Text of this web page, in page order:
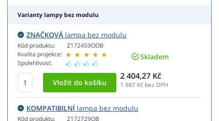
Varianty lampy bez modulu
ZNAČKOVÁ lampa bez modulu
Kód produktu:
Kvalita projekce:
Spolehlivost:
Z172459OOB
Skladem
2 404,27 Kč
1 987 Kč bez DPH
KOMPATIBILNÍlampa bez modulu
Kód produktu:
Z172729OB